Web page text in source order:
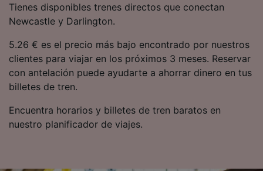
Tienes disponibles trenes directos que conectan
Newcastle y Darlington.
5.26 € es el precio más bajo encontrado por nuestros
clientes para viajar en los próximos 3 meses. Reservar
con antelación puede ayudarte a ahorrar dinero en tus
billetes de tren.
Encuentra horarios y billetes de tren baratos en
nuestro planificador de viajes.